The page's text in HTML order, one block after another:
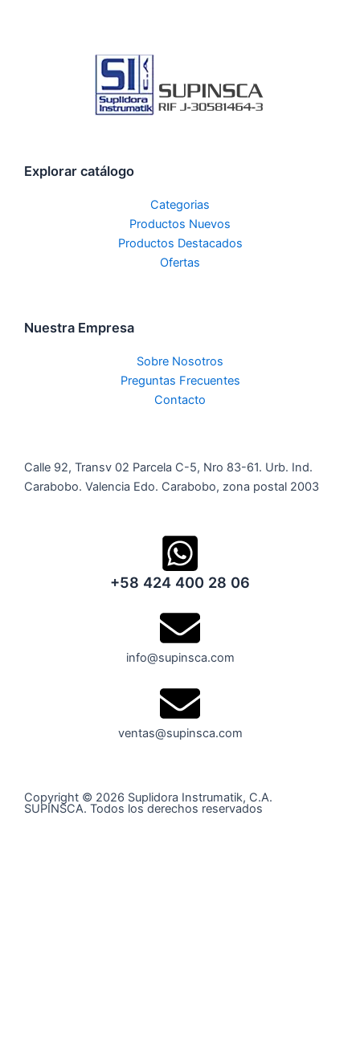
Explorar catálogo
Categorias
Productos Nuevos
Productos Destacados
Ofertas
Nuestra Empresa
Sobre Nosotros
Preguntas Frecuentes
Contacto
Calle 92, Transv 02 Parcela C-5, Nro 83-61. Urb. Ind.
Carabobo. Valencia Edo. Carabobo, zona postal 2003
+58 424 400 28 06
info@supinsca.com
ventas@supinsca.com
Copyright © 2026 Suplidora Instrumatik, C.A.
SUPINSCA. Todos los derechos reservados